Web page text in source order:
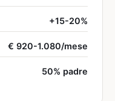
+15-20%
€ 920-1.080/mese
50% padre